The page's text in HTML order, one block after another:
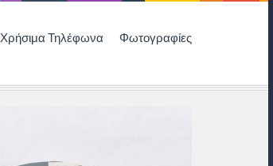
Χρήσιμα Τηλέφωνα Φωτογραφίες